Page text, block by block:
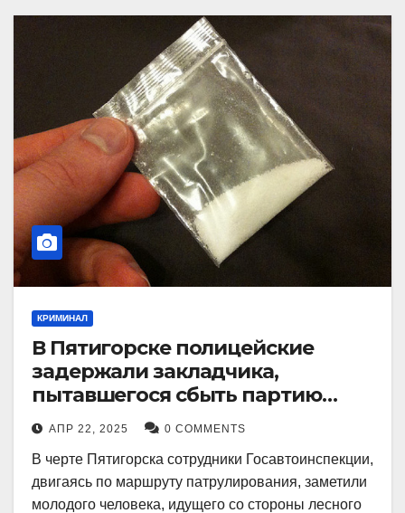
КРИМИНАЛ
В Пятигорске полицейские
задержали закладчика,
пытавшегося сбыть партию
синтетического наркотика
АПР 22, 2025 0 COMMENTS
В черте Пятигорска сотрудники Госавтоинспекции,
двигаясь по маршруту патрулирования, заметили
молодого человека, идущего со стороны лесного